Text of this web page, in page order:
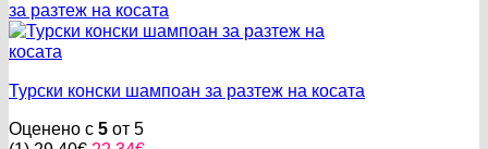
Турски конски шампоан за разтеж на косата
Оценено с 5 от 5